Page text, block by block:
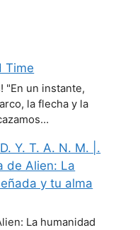
Time
"En un instante,
la flecha y la
Y. T. A. N. M. |.
de Alien: La
y tu alma
La humanidad